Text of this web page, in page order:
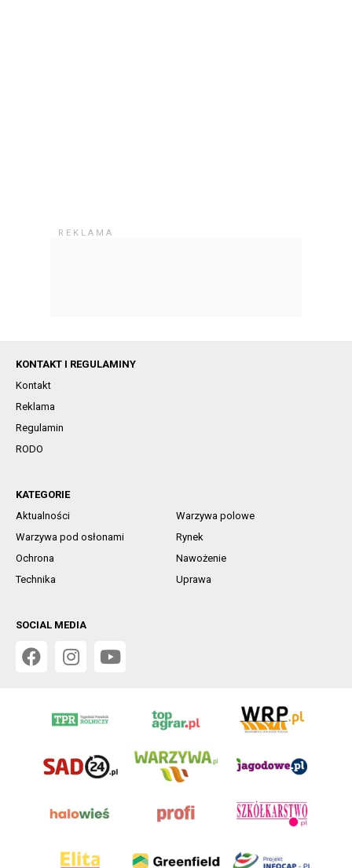
KONTAKT I REGULAMINY
Kontakt
Reklama
Regulamin
RODO
KATEGORIE
Aktualności
Warzywa polowe
Warzywa pod osłonami
Rynek
Ochrona
Nawożenie
Technika
Uprawa
SOCIAL MEDIA